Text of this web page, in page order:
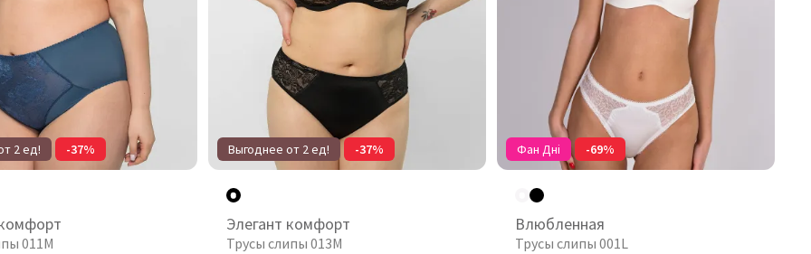
2 ед! -37%
011М
Выгоднее от 2 ед! -37%
Элегант комфорт
Трусы слипы 013M
Фан Дні -69%
Влюбленная
Трусы слипы 001L